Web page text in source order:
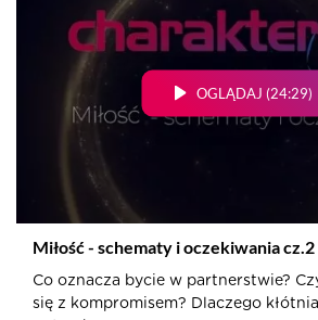
OGLĄDAJ (24:29)
Miłość - schematy i oczekiwania cz.2
Co oznacza bycie w partnerstwie?
się z kompromisem? Dlaczego